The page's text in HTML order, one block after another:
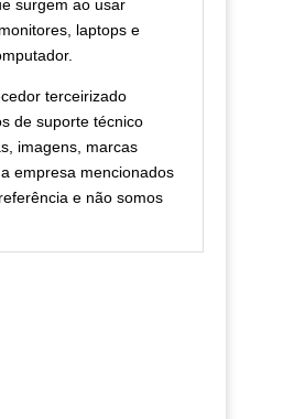
surgem ao usar
laptops e
terceirizado
de suporte técnico
imagens, marcas
empresa mencionados
e não somos